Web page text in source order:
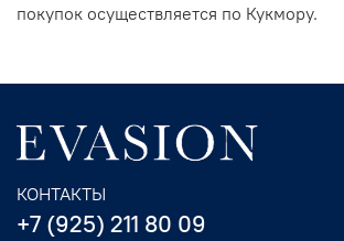
покупок осуществляется по Кукмору.
КОНТАКТЫ
+7 (925) 211 80 09